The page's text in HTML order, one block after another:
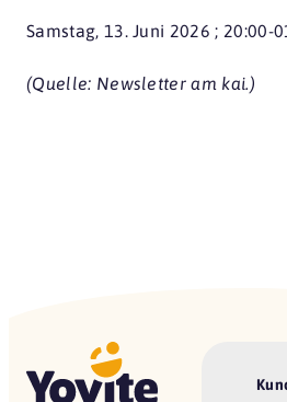
Samstag, 13. Juni 2026 ; 20:00-
(Quelle: Newsletter am kai.)